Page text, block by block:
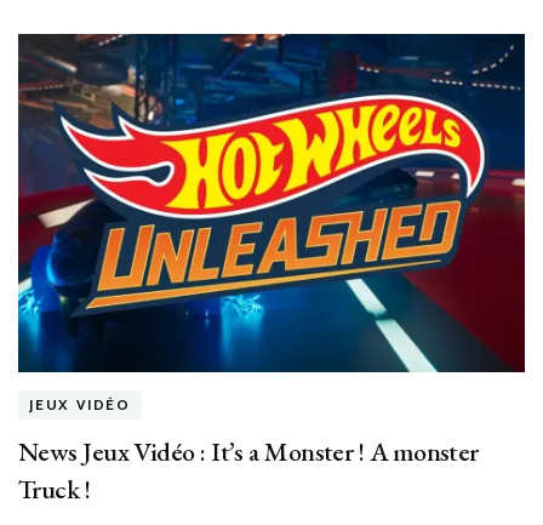
JEUX VIDÉO
News Jeux Vidéo : It’s a Monster ! A monster
Truck !